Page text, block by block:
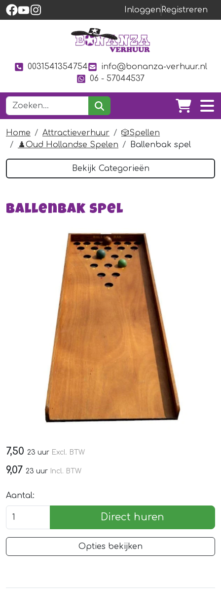
Inloggen Registreren
0031541354754
info@bonanza-verhuur.nl
06 - 57044537
Home Attractieverhuur
🎲Spellen
♟️Oud Hollandse Spelen
Ballenbak spel
Bekijk Categorieën
Ballenbak spel
7,50 23 uur Excl. BTW
9,07 23 uur Incl. BTW
Aantal:
Direct huren
Opties bekijken